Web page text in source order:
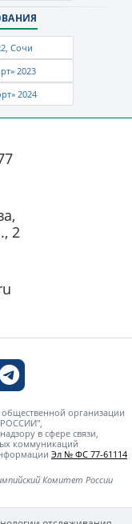
Сочи
2023
2024
2
организации
в сфере связи,
коммуникаций
Эл № ФС 77-61114
Комитет России